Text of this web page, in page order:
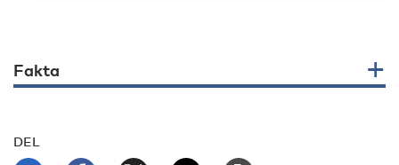
Fakta
DEL